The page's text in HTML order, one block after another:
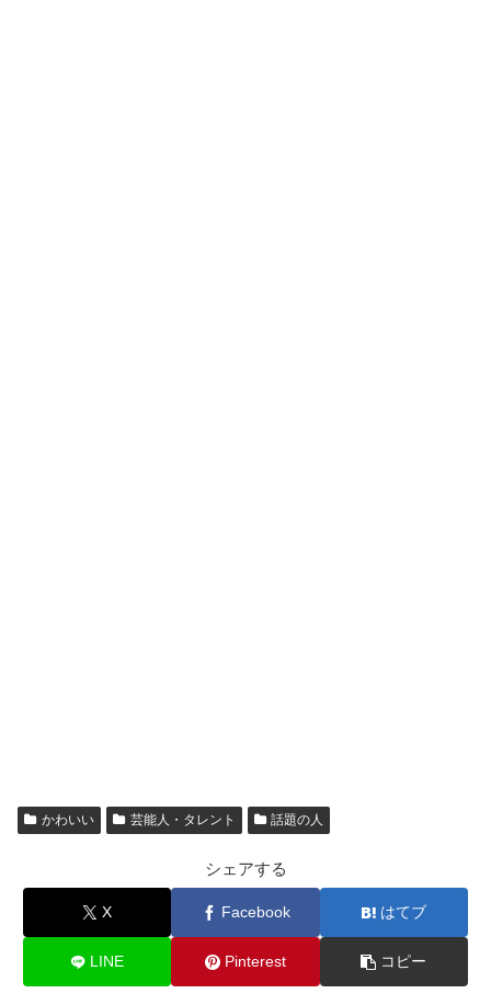
かわいい 芸能人・タレント 話題の人
シェアする
X Facebook はてブ
LINE Pinterest コピー